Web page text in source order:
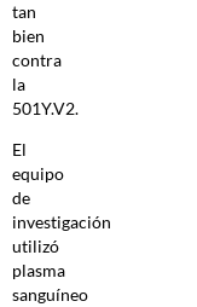
tan
bien
contra
la
501Y.V2.
El
equipo
de
investigación
utilizó
plasma
sanguíneo